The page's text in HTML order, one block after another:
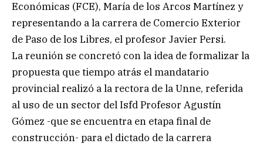
Económicas (FCE), María de los Arcos Martínez y
representando a la carrera de Comercio Exterior
de Paso de los Libres, el profesor Javier Persi.
La reunión se concretó con la idea de formalizar la
propuesta que tiempo atrás el mandatario
provincial realizó a la rectora de la Unne, referida
al uso de un sector del Isfd Profesor Agustín
Gómez -que se encuentra en etapa final de
construcción- para el dictado de la carrera